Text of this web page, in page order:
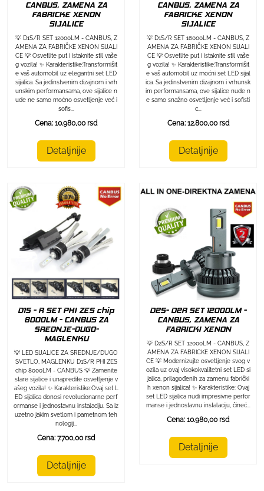
CANBUS, ZAMENA ZA
FABRICKE XENON
SIJALICE
💡 D1S/R SET 12000LM - CANBUS, Z
AMENA ZA FABRIČKE XENON SIJALI
CE 💡 Osvetlite put i istaknite stil vaše
g vozila! ✨ Karakteristike:Transformišit
e vaš automobil uz elegantni set LED
sijalica. Sa jedinstvenim dizajnom i vrh
unskim performansama, ove sijalice n
ude ne samo moćno osvetljenje već i
sofis...
Cena: 10.980,00 rsd
Detaljnije
CANBUS, ZAMENA ZA
FABRICKE XENON
SIJALICE
💡 D1S/R SET 16000LM - CANBUS, Z
AMENA ZA FABRIČKE XENON SIJALI
CE 💡 Osvetlite put i istaknite stil vaše
g vozila! ✨ Karakteristike:Transformišit
e vaš automobil uz moćni set LED sijal
ica. Sa jedinstvenim dizajnom i vrhunsk
im performansama, ove sijalice nude n
e samo snažno osvetljenje već i sofisti
c...
Cena: 12.800,00 rsd
Detaljnije
D1S - R SET PHI ZES chip
8000LM - CANBUS ZA
SREDNJE-DUGO-
MAGLENKU
💡 LED SIJALICE ZA SREDNJE/DUGO
SVETLO, MAGLENKU D1S/R PHI ZES
chip 8000LM - CANBUS 💡 Zamenite
stare sijalice i unapredite osvetljenje v
ašeg vozila! ✨ Karakteristike:Ovaj set L
ED sijalica donosi revolucionarne perf
ormanse i jednostavnu instalaciju. Sa iz
uzetno jakim svetlom i pametnom teh
nologij...
Cena: 7.700,00 rsd
Detaljnije
D2S- D2R SET 12000LM -
CANBUS, ZAMENA ZA
FABRICKI XENON
💡 D2S/R SET 12000LM - CANBUS, Z
AMENA ZA FABRICKE XENON SIJALI
CE 💡 Modernizujte osvetljenje svog v
ozila uz ovaj visokokvalitetni set LED si
jalica, prilagođenih za zamenu fabrički
h xenon sijalica! ✨ Karakteristike: Ovaj
set LED sijalica nudi impresivne perfor
manse i jednostavnu instalaciju, čineć...
Cena: 10.980,00 rsd
Detaljnije